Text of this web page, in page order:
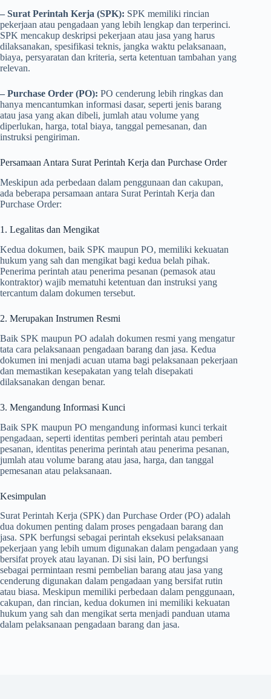
– Surat Perintah Kerja (SPK): SPK memiliki rincian
pekerjaan atau pengadaan yang lebih lengkap dan terperinci.
SPK mencakup deskripsi pekerjaan atau jasa yang harus
dilaksanakan, spesifikasi teknis, jangka waktu pelaksanaan,
biaya, persyaratan dan kriteria, serta ketentuan tambahan yang
relevan.
– Purchase Order (PO): PO cenderung lebih ringkas dan
hanya mencantumkan informasi dasar, seperti jenis barang
atau jasa yang akan dibeli, jumlah atau volume yang
diperlukan, harga, total biaya, tanggal pemesanan, dan
instruksi pengiriman.
Persamaan Antara Surat Perintah Kerja dan Purchase Order
Meskipun ada perbedaan dalam penggunaan dan cakupan,
ada beberapa persamaan antara Surat Perintah Kerja dan
Purchase Order:
1. Legalitas dan Mengikat
Kedua dokumen, baik SPK maupun PO, memiliki kekuatan
hukum yang sah dan mengikat bagi kedua belah pihak.
Penerima perintah atau penerima pesanan (pemasok atau
kontraktor) wajib mematuhi ketentuan dan instruksi yang
tercantum dalam dokumen tersebut.
2. Merupakan Instrumen Resmi
Baik SPK maupun PO adalah dokumen resmi yang mengatur
tata cara pelaksanaan pengadaan barang dan jasa. Kedua
dokumen ini menjadi acuan utama bagi pelaksanaan pekerjaan
dan memastikan kesepakatan yang telah disepakati
dilaksanakan dengan benar.
3. Mengandung Informasi Kunci
Baik SPK maupun PO mengandung informasi kunci terkait
pengadaan, seperti identitas pemberi perintah atau pemberi
pesanan, identitas penerima perintah atau penerima pesanan,
jumlah atau volume barang atau jasa, harga, dan tanggal
pemesanan atau pelaksanaan.
Kesimpulan
Surat Perintah Kerja (SPK) dan Purchase Order (PO) adalah
dua dokumen penting dalam proses pengadaan barang dan
jasa. SPK berfungsi sebagai perintah eksekusi pelaksanaan
pekerjaan yang lebih umum digunakan dalam pengadaan yang
bersifat proyek atau layanan. Di sisi lain, PO berfungsi
sebagai permintaan resmi pembelian barang atau jasa yang
cenderung digunakan dalam pengadaan yang bersifat rutin
atau biasa. Meskipun memiliki perbedaan dalam penggunaan,
cakupan, dan rincian, kedua dokumen ini memiliki kekuatan
hukum yang sah dan mengikat serta menjadi panduan utama
dalam pelaksanaan pengadaan barang dan jasa.